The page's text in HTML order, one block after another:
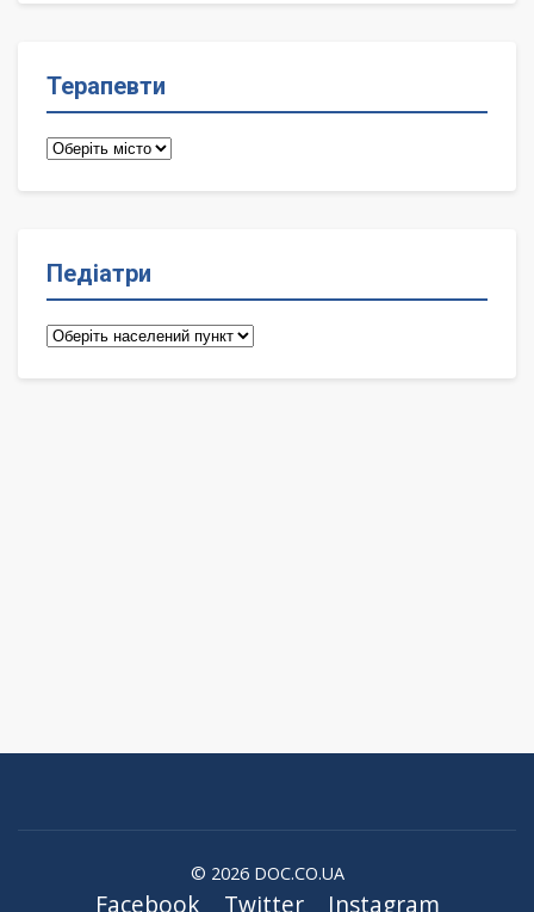
Терапевти
Терапевти
Педіатри
Педіатри
© 2026 DOC.CO.UA
Facebook Twitter Instagram